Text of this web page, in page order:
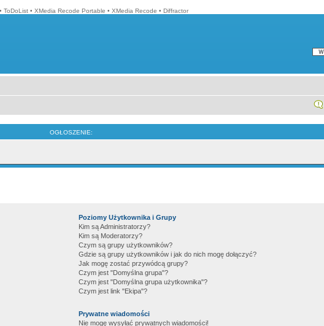
• ToDoList • XMedia Recode Portable • XMedia Recode • Diffractor
OGŁOSZENIE:
Poziomy Użytkownika i Grupy
Kim są Administratorzy?
Kim są Moderatorzy?
Czym są grupy użytkowników?
Gdzie są grupy użytkowników i jak do nich mogę dołączyć?
Jak mogę zostać przywódcą grupy?
Czym jest "Domyślna grupa"?
Czym jest "Domyślna grupa użytkownika"?
Czym jest link "Ekipa"?
Prywatne wiadomości
Nie mogę wysyłać prywatnych wiadomości!